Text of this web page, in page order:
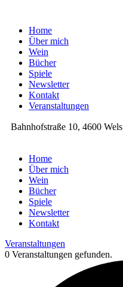
Home
Über mich
Wein
Bücher
Spiele
Newsletter
Kontakt
Veranstaltungen
Bahnhofstraße 10, 4600 Wels
Home
Über mich
Wein
Bücher
Spiele
Newsletter
Kontakt
Veranstaltungen
0 Veranstaltungen gefunden.